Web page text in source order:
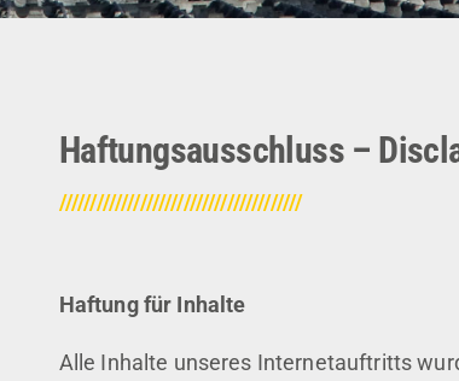
Haftungsausschluss –
///////////////////////////////////////
Haftung für Inhalte
Alle Inhalte unseres Internetauftritts